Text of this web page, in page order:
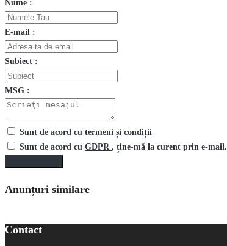
Nume :
E-mail :
Subiect :
MSG :
Sunt de acord cu termeni și condiții
Sunt de acord cu GDPR , ține-mă la curent prin e-mail.
Anunțuri similare
Contact